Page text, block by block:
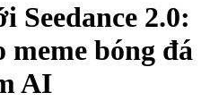
Seedance 2.0:
meme bóng đá
AI